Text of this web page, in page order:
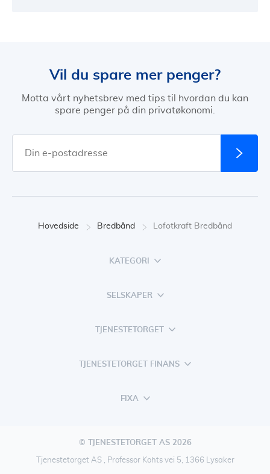
Vil du spare mer penger?
Motta vårt nyhetsbrev med tips til hvordan du kan
spare penger på din privatøkonomi.
Hovedside Bredbånd Lofotkraft Bredbånd
KATEGORI
SELSKAPER
TJENESTETORGET
TJENESTETORGET FINANS
FIXA
© TJENESTETORGET AS 2026
Tjenestetorget AS , Professor Kohts vei 5, 1366 Lysaker